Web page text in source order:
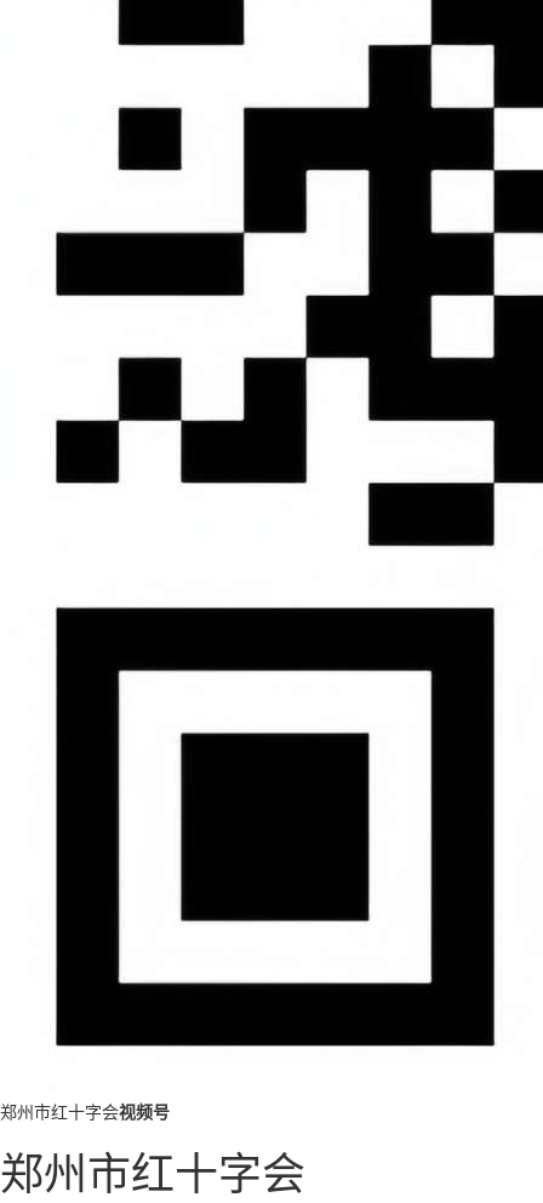
郑州市红十字会视频号
郑州市红十字会